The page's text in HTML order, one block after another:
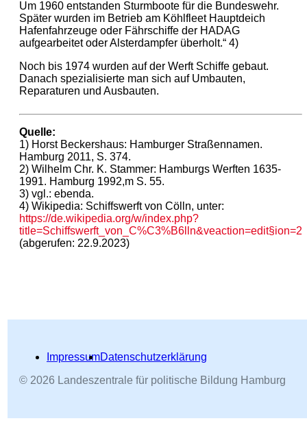
Um 1960 entstanden Sturmboote für die Bundeswehr.
Später wurden im Betrieb am Köhlfleet Hauptdeich
Hafenfahrzeuge oder Fährschiffe der HADAG
aufgearbeitet oder Alsterdampfer überholt.“ 4)
Noch bis 1974 wurden auf der Werft Schiffe gebaut.
Danach spezialisierte man sich auf Umbauten,
Reparaturen und Ausbauten.
Quelle:
1) Horst Beckershaus: Hamburger Straßennamen.
Hamburg 2011, S. 374.
2) Wilhelm Chr. K. Stammer: Hamburgs Werften 1635-
1991. Hamburg 1992,m S. 55.
3) vgl.: ebenda.
4) Wikipedia: Schiffswerft von Cölln, unter:
https://de.wikipedia.org/w/index.php?
title=Schiffswerft_von_C%C3%B6lln&veaction=edit§ion=2
(abgerufen: 22.9.2023)
ImpressumDatenschutzerklärung
© 2026 Landeszentrale für politische Bildung Hamburg